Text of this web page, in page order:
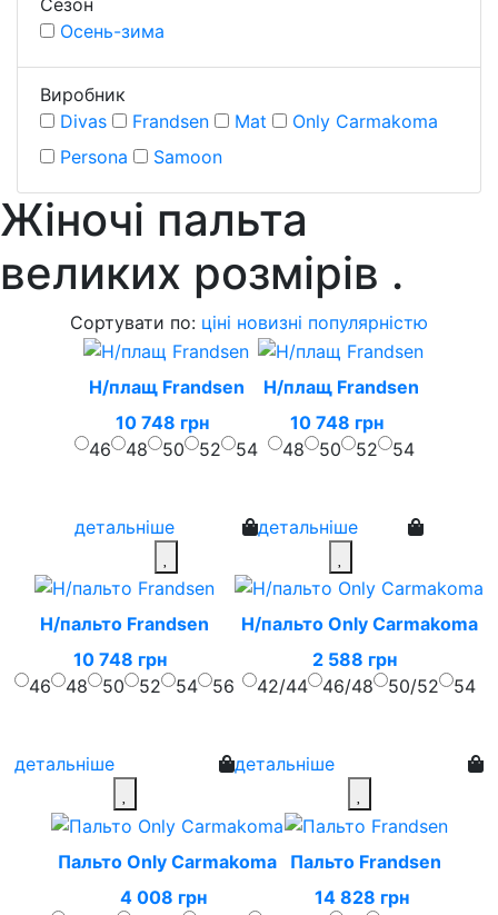
Сезон
Осень-зима
Виробник
Divas
Frandsen Mat
Only Carmakoma
Persona
Samoon
Жіночі пальта
великих розмірів .
Сортувати по: ціні новизні популярністю
Н/плащ Frandsen
10 748 грн
46
48 50 52 54
детальніше
Н/плащ Frandsen
10 748 грн
48
50 52 54
детальніше
Н/пальто Frandsen
10 748 грн
46
48 50 52 54 56
детальніше
Н/пальто Only Carmakoma
2 588 грн
42/44
46/48 50/52 54
детальніше
Пальто Only Carmakoma
4 008 грн
Пальто Frandsen
14 828 грн